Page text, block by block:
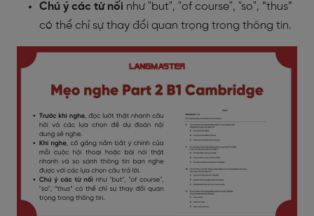
Chú ý các từ nối như "but", "of course", "so", “thus”
có thể chỉ sự thay đổi quan trọng trong thông tin.